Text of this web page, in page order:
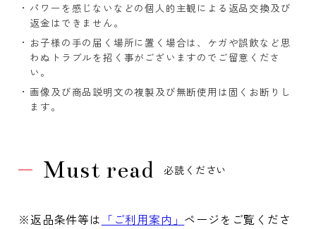
パワーを感じないなどの個人的主観による返品交換及び
返金はできません。
お子様の手の届く場所に置く場合は、ケガや誤飲など思
わぬトラブルを招く事がございますのでご留意くださ
い。
画像及び商品説明文の複製及び無断使用は固くお断りし
ます。
Must read 必読ください
※返品条件等は 「ご利用案内」 ページをご覧くださ